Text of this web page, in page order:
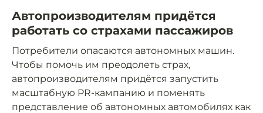
Автопроизводителям придётся
работать со страхами пассажиров
Потребители опасаются автономных машин.
Чтобы помочь им преодолеть страх,
автопроизводителям придётся запустить
масштабную PR-кампанию и поменять
представление об автономных автомобилях как